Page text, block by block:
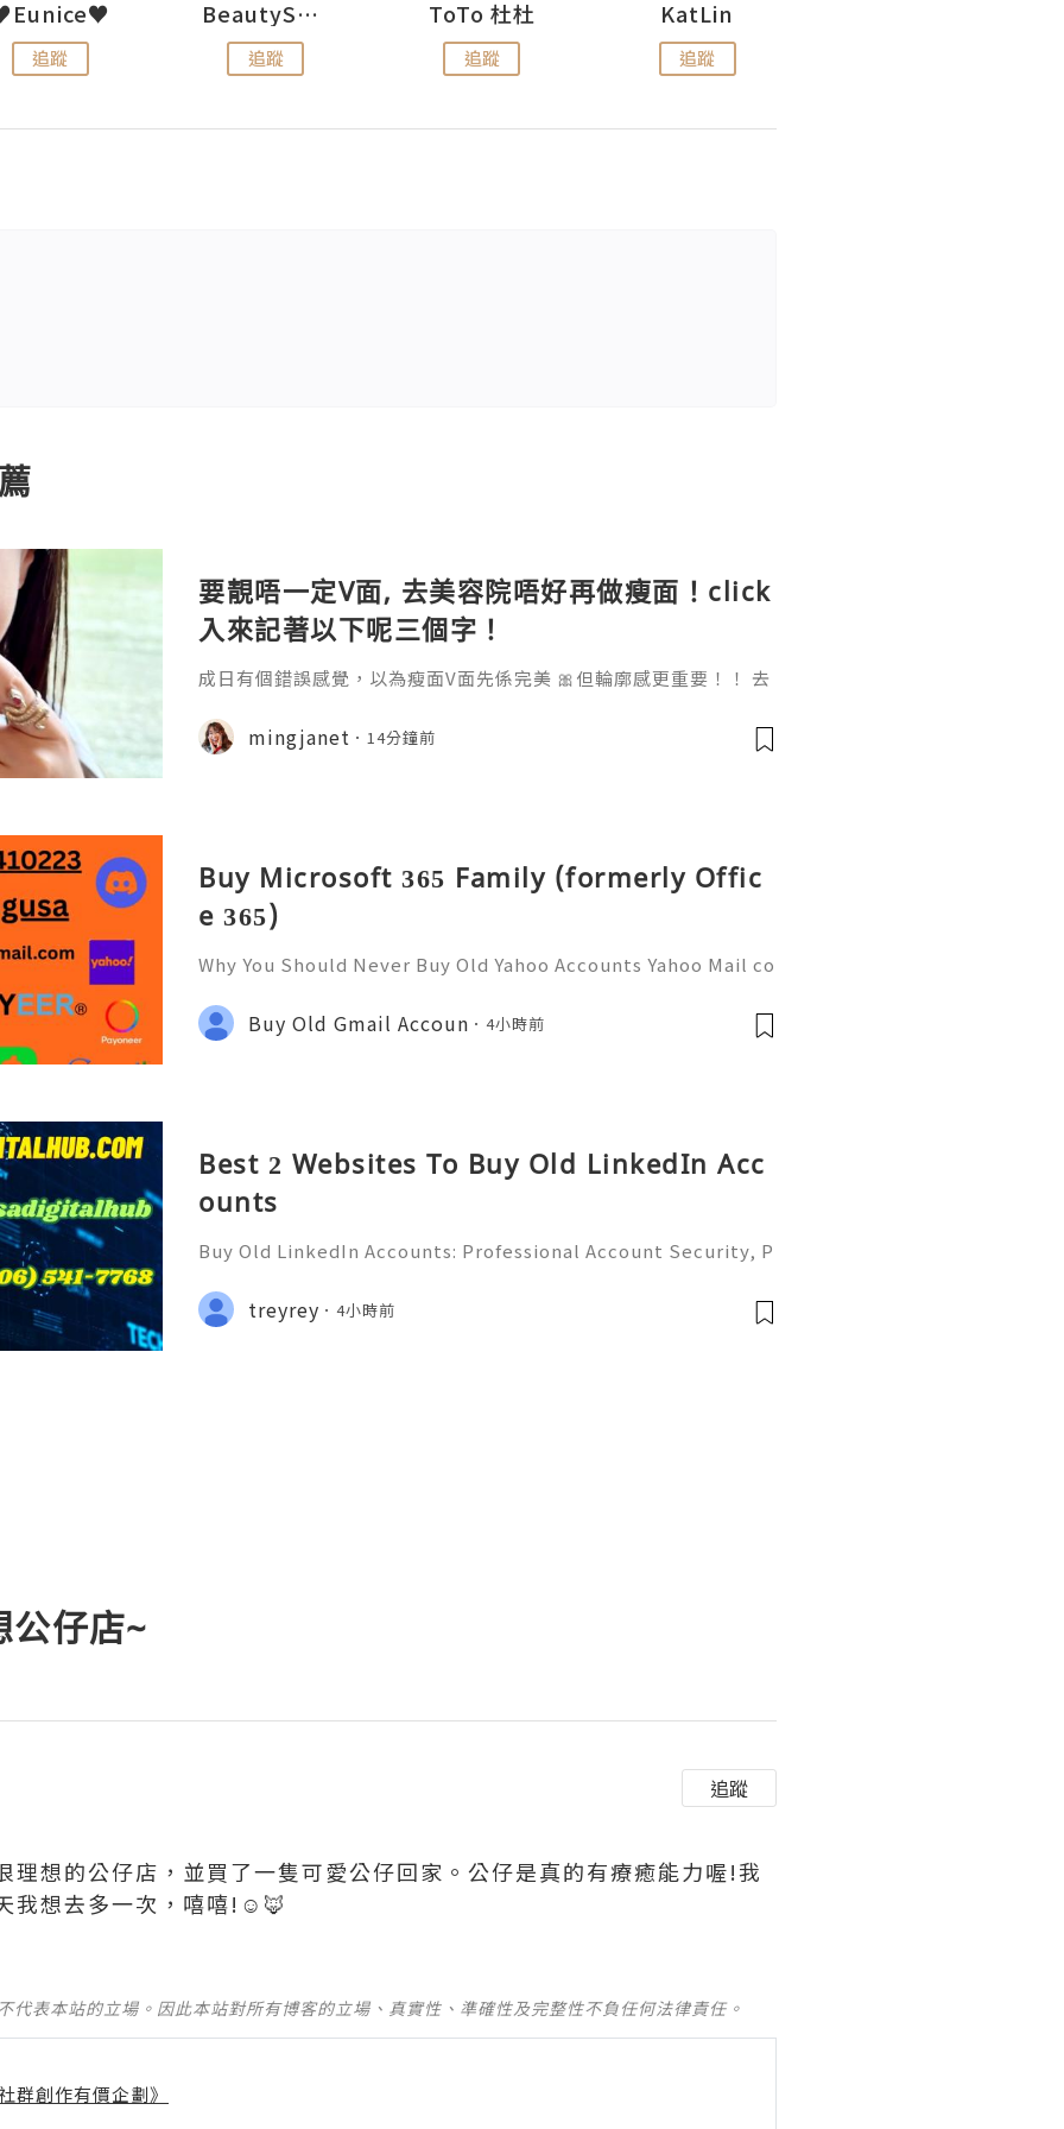
追蹤
BeautySearch
追蹤
ToTo 杜杜
追蹤
KatLin
追蹤
要靚唔一定V面, 去美容院唔好再做瘦面！click
入來記著以下呢三個字！
成日有個錯誤感覺，以為瘦面V面先係完美 🎀但輪廓感更重要！！ 去
療程係=做Duo Tite + Oligio 呢2部機 ✨簡直係天衣無縫!
mingjanet 14分鐘前
Buy Microsoft 365 Family (formerly Offic
e 365)
Why You Should Never Buy Old Yahoo Accounts Yahoo Mail co
onal communication, business correspondence, and online a
ccount recovery. Because of
Buy Old Gmail Accoun 4小時前
Best 2 Websites To Buy Old LinkedIn Acc
ounts
Buy Old LinkedIn Accounts: Professional Account Security, P
ide 2026) 💫💎💲💫🌐✨💎Fast & Reliable 24/7 Customer Suppo
rt 💫💎💲💫🌐✨💎WhatsApp :+1 (506) 541-7
treyrey 4小時前
公仔店~
追蹤
理想的公仔店，並買了一隻可愛公仔回家。公仔是真的有療癒能力喔!我
我想去多一次，嘻嘻!☺️🦊
代表本站的立場。因此本站對所有博客的立場、真實性、準確性及完整性不負任何法律責任。
群創作有價企劃》